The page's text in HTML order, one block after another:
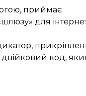
приймає
для
двійковий код,